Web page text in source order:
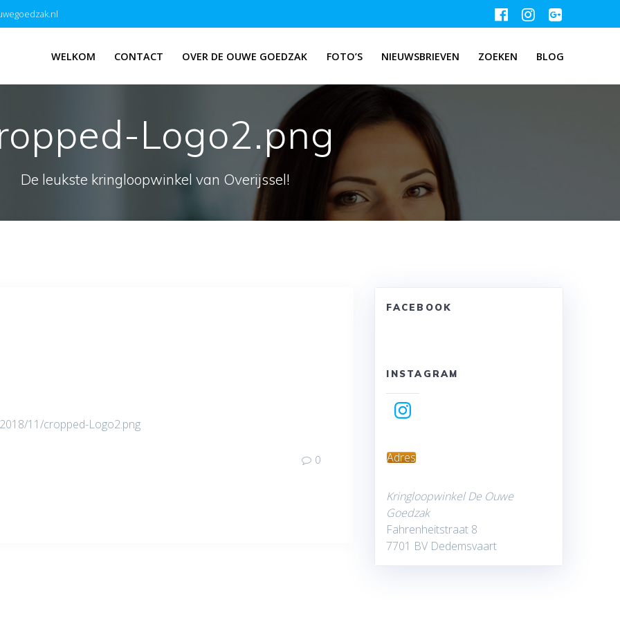
WELKOM CONTACT OVER DE OUWE GOEDZAK FOTO’S NIEUWSBRIEVEN ZOEKEN BLOG
Logo2.png
De leukste kringloopwinkel van Overijssel!
11/cropped-Logo2.png
0
FACEBOOK
INSTAGRAM
Instagram
Adres
Kringloopwinkel De Ouwe
Goedzak
Fahrenheitstraat 8
7701 BV Dedemsvaart